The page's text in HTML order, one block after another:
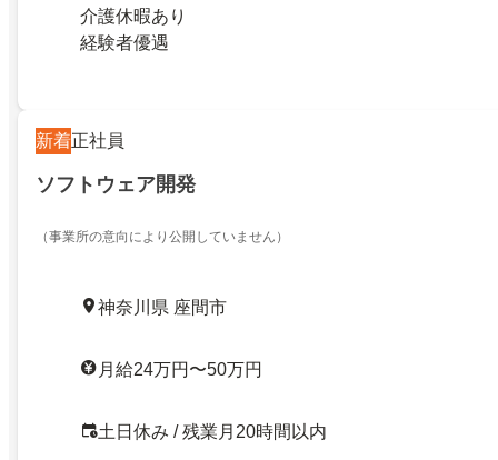
介護休暇あり
経験者優遇
新着正社員
ソフトウェア開発
（事業所の意向により公開していません）
神奈川県 座間市
月給24万円〜50万円
土日休み / 残業月20時間以内